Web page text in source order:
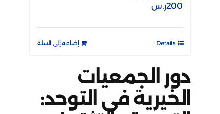
200ر.س
إضافة إلى السلة Details
دور الجمعيات
الخيرية في التوحد: